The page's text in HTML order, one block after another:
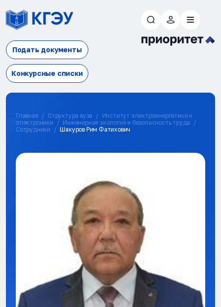
Подать документы
Конкурсные списки
Главная Структура вуза
Институт электроэнергетики и
электроники
Инженерная экология и безопасность труда
Сотрудники
Шакуров Рим Фатихович